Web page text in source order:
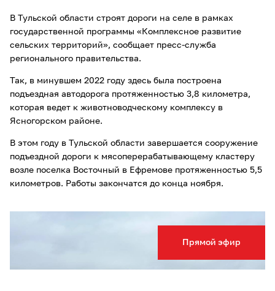
Прямой эфир
В Тульской области строят дороги на селе в рамках
государственной программы «Комплексное развитие
сельских территорий», сообщает пресс-служба
регионального правительства.
Так, в минувшем 2022 году здесь была построена
подъездная автодорога протяженностью 3,8 километра,
которая ведет к животноводческому комплексу в
Ясногорском районе.
В этом году в Тульской области завершается сооружение
подъездной дороги к мясоперерабатывающему кластеру
возле поселка Восточный в Ефремове протяженностью 5,5
километров. Работы закончатся до конца ноября.